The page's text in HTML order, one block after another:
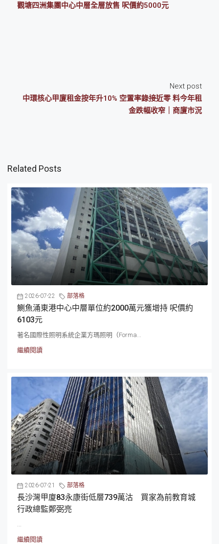
觀塘四洲集團中心中層全層放售 呎價約5000元
Next post
中環核心甲廈租金按年升10% 空置率錄接近零 料今年租
金跌幅收窄｜商廈市況
Related Posts
2026-07-22 部落格
鰂魚涌東港中心中層單位約2000萬元獲增持 呎價約
6103元
著名國際性照明系統企業方瑪照明（Forma...
繼續閱讀
2026-07-21 部落格
長沙灣甲廈83永康街低層739萬沽 買家為前教育城
行政總監鄭弼亮
...
繼續閱讀